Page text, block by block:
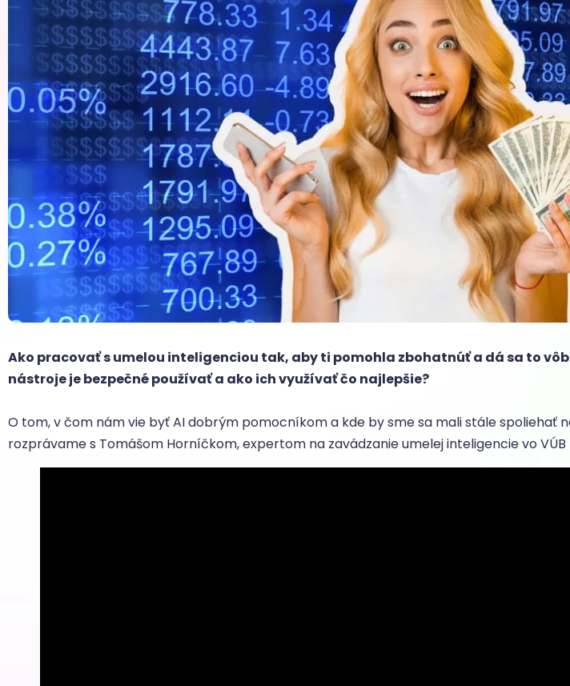
Ako pracovať s umelou inteligenciou tak, aby ti pomohla zbohatnúť a dá sa to
nástroje je bezpečné používať a ako ich využívať čo najlepšie?
O tom, v čom nám vie byť AI dobrým pomocníkom a kde by sme sa mali stále spoliehať
rozprávame s Tomášom Horníčkom, expertom na zavádzanie umelej inteligencie vo VÚB